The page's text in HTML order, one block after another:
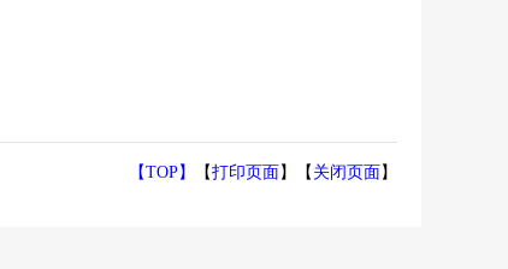
【TOP】 【打印页面 】【 关闭页面 】